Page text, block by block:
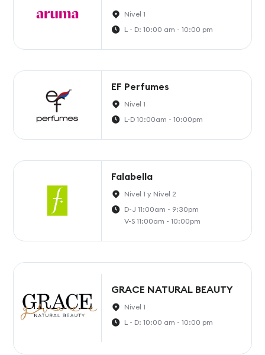
Nivel 1
L - D: 10:00 am - 10:00 pm
EF Perfumes
Nivel 1
L-D 10:00am - 10:00pm
Falabella
Nivel 1 y Nivel 2
D-J 11:00am - 9:30pm
V-S 11:00am - 10:00pm
GRACE NATURAL BEAUTY
Nivel 1
L - D: 10:00 am - 10:00 pm